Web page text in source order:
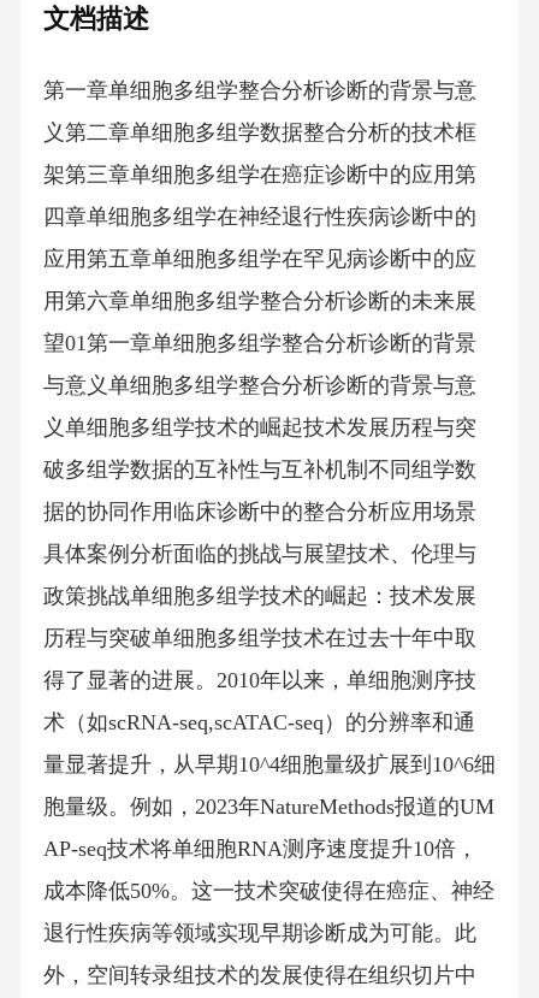
文档描述
第一章单细胞多组学整合分析诊断的背景与意
义第二章单细胞多组学数据整合分析的技术框
架第三章单细胞多组学在癌症诊断中的应用第
四章单细胞多组学在神经退行性疾病诊断中的
应用第五章单细胞多组学在罕见病诊断中的应
用第六章单细胞多组学整合分析诊断的未来展
望01第一章单细胞多组学整合分析诊断的背景
与意义单细胞多组学整合分析诊断的背景与意
义单细胞多组学技术的崛起技术发展历程与突
破多组学数据的互补性与互补机制不同组学数
据的协同作用临床诊断中的整合分析应用场景
具体案例分析面临的挑战与展望技术、伦理与
政策挑战单细胞多组学技术的崛起：技术发展
历程与突破单细胞多组学技术在过去十年中取
得了显著的进展。2010年以来，单细胞测序技
术（如scRNA-seq,scATAC-seq）的分辨率和通
量显著提升，从早期10^4细胞量级扩展到10^6细
胞量级。例如，2023年NatureMethods报道的UM
AP-seq技术将单细胞RNA测序速度提升10倍，
成本降低50%。这一技术突破使得在癌症、神经
退行性疾病等领域实现早期诊断成为可能。此
外，空间转录组技术的发展使得在组织切片中